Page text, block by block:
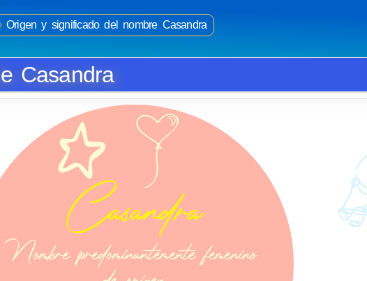
Origen y significado del nombre Casandra
Casandra